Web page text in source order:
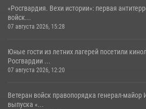
«Росгвардия. Вехи истории»: первая
войск...
07 августа 2026, 15:28
Юные гости из летних лагерей посетили
Росгвардии ...
07 августа 2026, 12:20
Ветеран войск правопорядка генерал-
выпуска «...